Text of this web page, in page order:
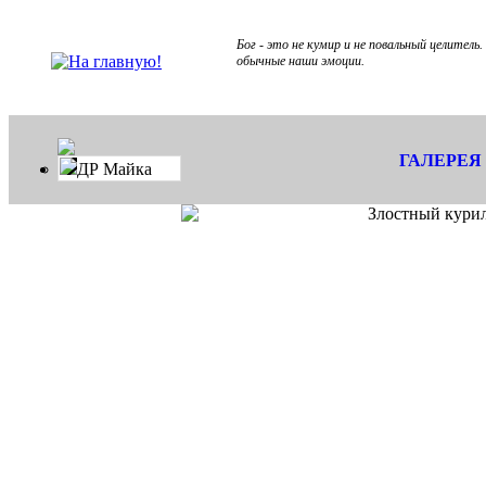
Бог - это не кумир и не повальный
обычные наши эмоции.
ДР Майка ГАЛЕРЕЯ